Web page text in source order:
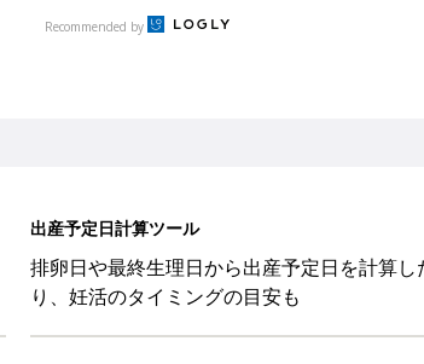
出産費用やもらえるお金・必要な手続きを知ろ
男女別の実例も [赤ちゃんの名づけ・命名]